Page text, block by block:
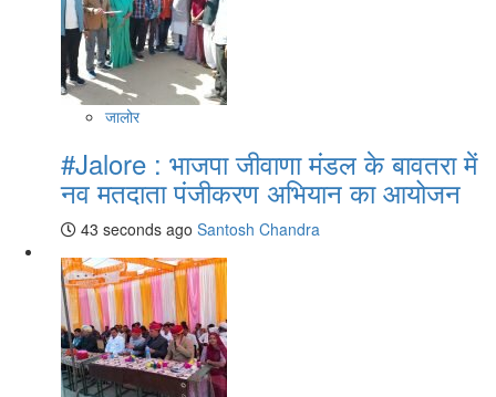
जालोर
#Jalore : भाजपा जीवाणा मंडल के बावतरा में
नव मतदाता पंजीकरण अभियान का आयोजन
43 seconds ago Santosh Chandra